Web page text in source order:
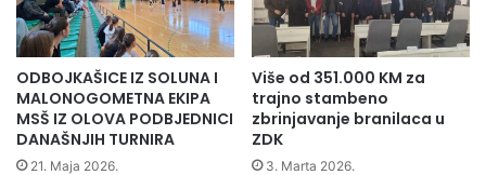
a
s
.
m
i
l
o
s
t
ODBOJKAŠICE IZ SOLUNA I
MALONOGOMETNA EKIPA
MSŠ IZ OLOVA PODBJEDNICI
DANAŠNJIH TURNIRA
21. Maja 2026.
Više od 351.000 KM za
trajno stambeno
zbrinjavanje branilaca u
ZDK
3. Marta 2026.